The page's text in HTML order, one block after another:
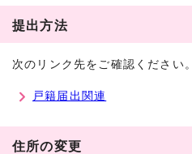
提出方法
次のリンク先をご確認ください。
戸籍届出関連
住所の変更